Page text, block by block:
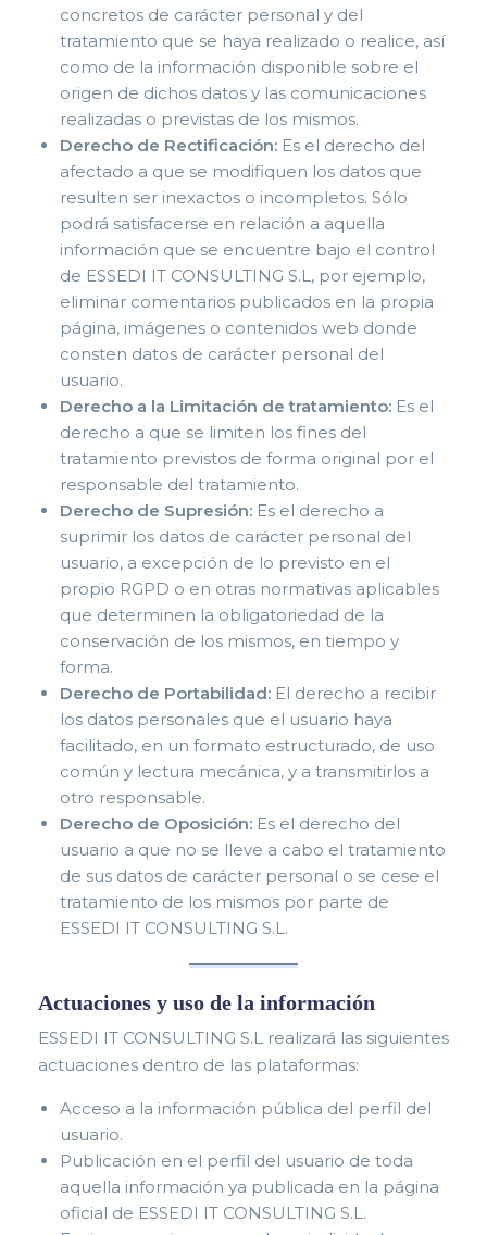
concretos de carácter personal y del
tratamiento que se haya realizado o realice, así
como de la información disponible sobre el
origen de dichos datos y las comunicaciones
realizadas o previstas de los mismos.
Derecho de Rectificación: Es el derecho del
afectado a que se modifiquen los datos que
resulten ser inexactos o incompletos. Sólo
podrá satisfacerse en relación a aquella
información que se encuentre bajo el control
de ESSEDI IT CONSULTING S.L, por ejemplo,
eliminar comentarios publicados en la propia
página, imágenes o contenidos web donde
consten datos de carácter personal del
usuario.
Derecho a la Limitación de tratamiento: Es el
derecho a que se limiten los fines del
tratamiento previstos de forma original por el
responsable del tratamiento.
Derecho de Supresión: Es el derecho a
suprimir los datos de carácter personal del
usuario, a excepción de lo previsto en el
propio RGPD o en otras normativas aplicables
que determinen la obligatoriedad de la
conservación de los mismos, en tiempo y
forma.
Derecho de Portabilidad: El derecho a recibir
los datos personales que el usuario haya
facilitado, en un formato estructurado, de uso
común y lectura mecánica, y a transmitirlos a
otro responsable.
Derecho de Oposición: Es el derecho del
usuario a que no se lleve a cabo el tratamiento
de sus datos de carácter personal o se cese el
tratamiento de los mismos por parte de
ESSEDI IT CONSULTING S.L.
Actuaciones y uso de la información
ESSEDI IT CONSULTING S.L realizará las siguientes
actuaciones dentro de las plataformas:
Acceso a la información pública del perfil del
usuario.
Publicación en el perfil del usuario de toda
aquella información ya publicada en la página
oficial de ESSEDI IT CONSULTING S.L.